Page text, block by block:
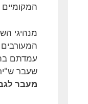
מנהיגי
עמדתם
שעבר
מעבר